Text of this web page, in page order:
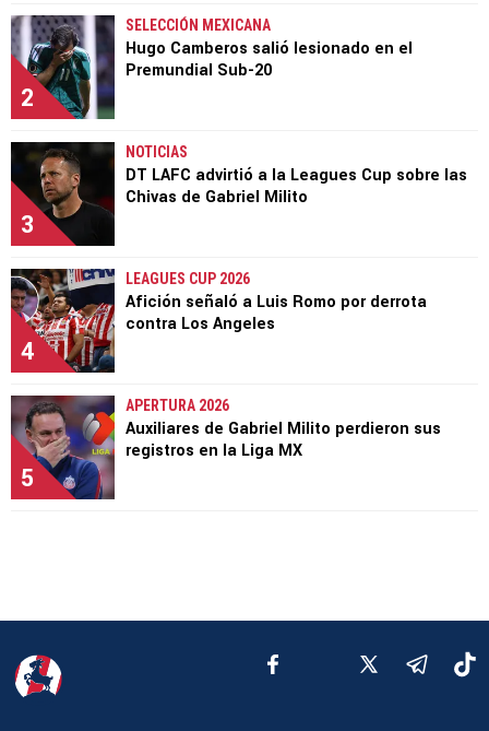
2
SELECCIÓN MEXICANA
Hugo Camberos salió lesionado en el
Premundial Sub-20
3
NOTICIAS
DT LAFC advirtió a la Leagues Cup sobre las
Chivas de Gabriel Milito
4
LEAGUES CUP 2026
Afición señaló a Luis Romo por derrota
contra Los Angeles
5
APERTURA 2026
Auxiliares de Gabriel Milito perdieron sus
registros en la Liga MX